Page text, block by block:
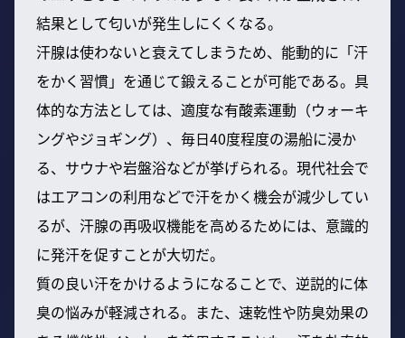
結果として匂いが発生しにくくなる。
汗腺は使わないと衰えてしまうため、能動的に「汗
をかく習慣」を通じて鍛えることが可能である。具
体的な方法としては、適度な有酸素運動（ウォーキ
ングやジョギング）、毎日40度程度の湯船に浸か
る、サウナや岩盤浴などが挙げられる。現代社会で
はエアコンの利用などで汗をかく機会が減少してい
るが、汗腺の再吸収機能を高めるためには、意識的
に発汗を促すことが大切だ。
質の良い汗をかけるようになることで、逆説的に体
臭の悩みが軽減される。また、速乾性や防臭効果の